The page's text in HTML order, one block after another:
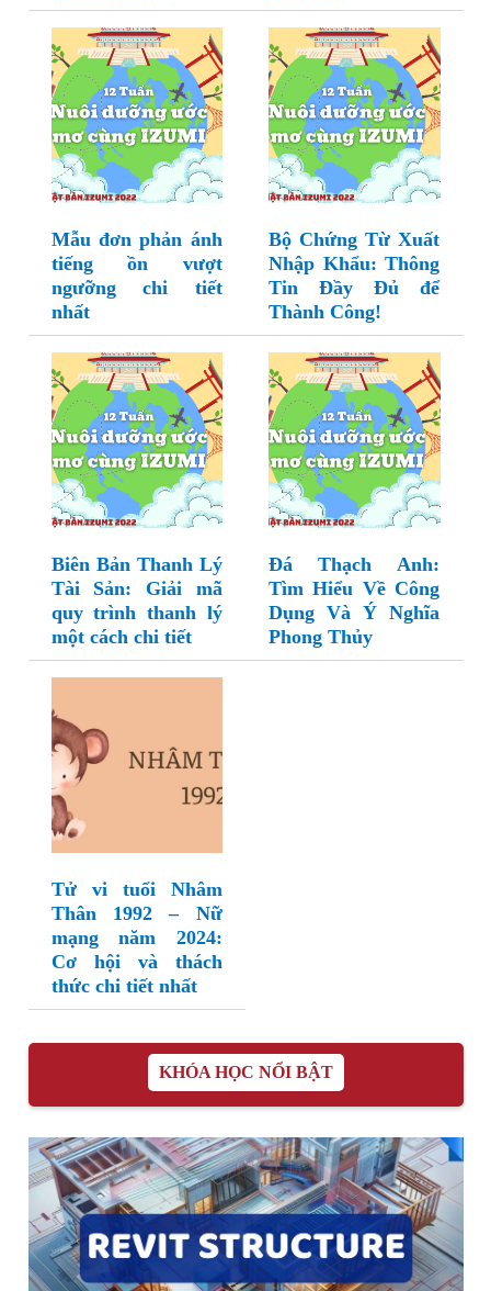
Mẫu đơn phản ánh
tiếng ồn vượt
ngưỡng chi tiết
nhất
Bộ Chứng Từ Xuất
Nhập Khẩu: Thông
Tin Đầy Đủ để
Thành Công!
Biên Bản Thanh Lý
Tài Sản: Giải mã
quy trình thanh lý
một cách chi tiết
Đá Thạch Anh:
Tìm Hiểu Về Công
Dụng Và Ý Nghĩa
Phong Thủy
Tử vi tuổi Nhâm
Thân 1992 – Nữ
mạng năm 2024:
Cơ hội và thách
thức chi tiết nhất
KHÓA HỌC NỔI BẬT